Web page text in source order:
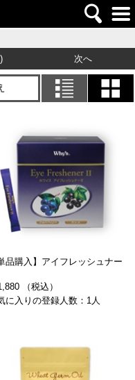
次へ
品購入】アイフレッシュナー
（税込）
に入りの登録人数：1人